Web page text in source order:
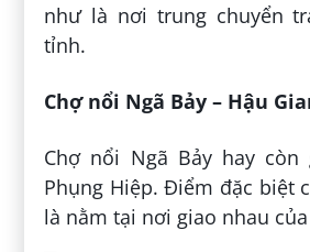
như là nơi trung chuyển
tỉnh.
Chợ nổi Ngã Bảy – Hậu
Chợ nổi Ngã Bảy hay
Phụng Hiệp. Điểm đặc biệt
là nằm tại nơi giao nhau